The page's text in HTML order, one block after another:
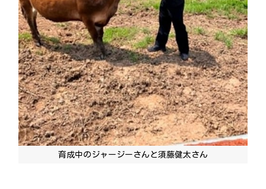
育成中のジャージーさんと須藤健太さん